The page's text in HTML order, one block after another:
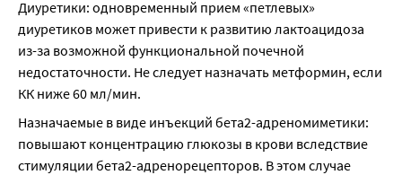
Диуретики: одновременный прием «петлевых»
диуретиков может привести к развитию лактоацидоза
из-за возможной функциональной почечной
недостаточности. Не следует назначать метформин, если
КК ниже 60 мл/мин.
Назначаемые в виде инъекций бета2-адреномиметики:
повышают концентрацию глюкозы в крови вследствие
стимуляции бета2-адренорецепторов. В этом случае